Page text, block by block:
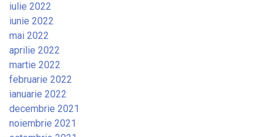
iulie 2022
iunie 2022
mai 2022
aprilie 2022
martie 2022
februarie 2022
ianuarie 2022
decembrie 2021
noiembrie 2021